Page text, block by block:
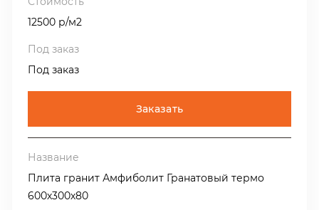
12500 р/м2
Под заказ
Заказать
Плита гранит Амфиболит Гранатовый термо
600х300х80